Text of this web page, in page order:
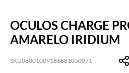
OCULOS CHARGE
AMARELO IRIDIUM
SKU06001009186881050071